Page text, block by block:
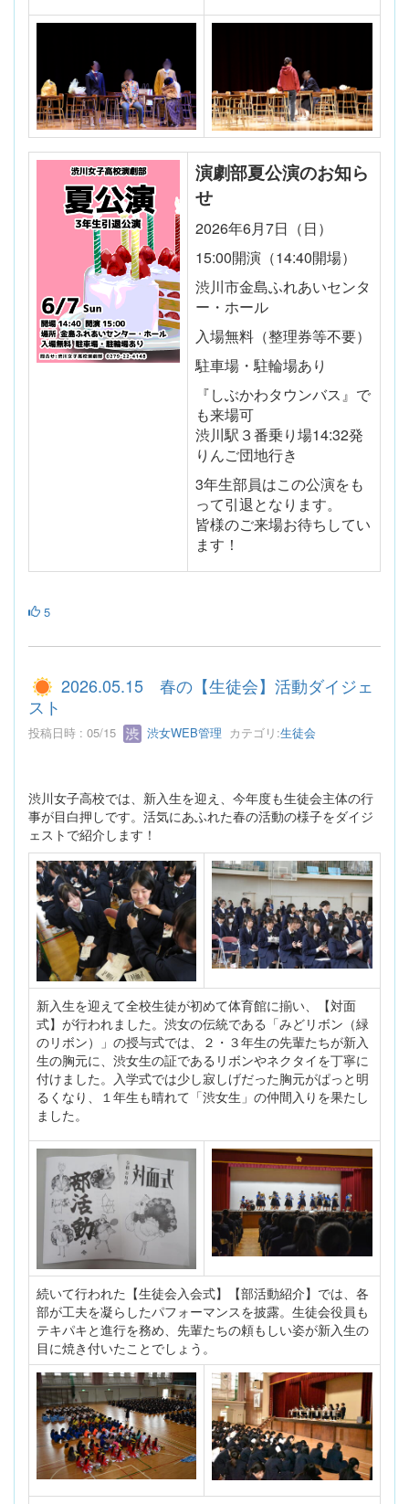
演劇部夏公演のお知ら
せ
2026年6月7日（日）
15:00開演（14:40開場）
渋川市金島ふれあいセンタ
ー・ホール
入場無料（整理券等不要）
駐車場・駐輪場あり
『しぶかわタウンバス』で
も来場可
渋川駅３番乗り場14:32発
りんご団地行き
3年生部員はこの公演をも
って引退となります。
皆様のご来場お待ちしてい
ます！
5
2026.05.15 春の【生徒会】活動ダイジェ
スト
投稿日時 : 05/15 渋女WEB管理 カテゴリ:生徒会
渋川女子高校では、新入生を迎え、今年度も生徒会主体の行
事が目白押しです。活気にあふれた春の活動の様子をダイジ
ェストで紹介します！
新入生を迎えて全校生徒が初めて体育館に揃い、【対面
式】が行われました。渋女の伝統である「みどリボン（緑
のリボン）」の授与式では、２・３年生の先輩たちが新入
生の胸元に、渋女生の証であるリボンやネクタイを丁寧に
付けました。入学式では少し寂しげだった胸元がぱっと明
るくなり、１年生も晴れて「渋女生」の仲間入りを果たし
ました。
続いて行われた【生徒会入会式】【部活動紹介】では、各
部が工夫を凝らしたパフォーマンスを披露。生徒会役員も
テキパキと進行を務め、先輩たちの頼もしい姿が新入生の
目に焼き付いたことでしょう。